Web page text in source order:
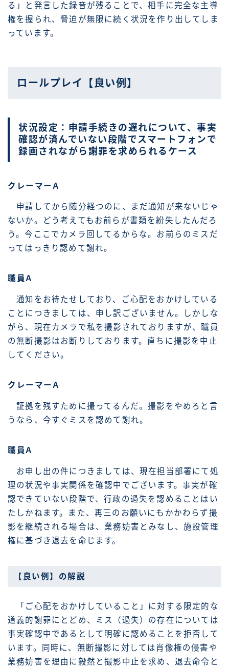
る」と発言した録音が残ることで、相手に完全な主導
権を握られ、脅迫が無限に続く状況を作り出してしま
っています。
ロールプレイ【良い例】
状況設定：申請手続きの遅れについて、事実
確認が済んでいない段階でスマートフォンで
録画されながら謝罪を求められるケース
クレーマーA
申請してから随分経つのに、まだ通知が来ないじゃ
ないか。どう考えてもお前らが書類を紛失したんだろ
う。今ここでカメラ回してるからな。お前らのミスだ
ってはっきり認めて謝れ。
職員A
通知をお待たせしており、ご心配をおかけしている
ことにつきましては、申し訳ございません。しかしな
がら、現在カメラで私を撮影されておりますが、職員
の無断撮影はお断りしております。直ちに撮影を中止
してください。
クレーマーA
証拠を残すために撮ってるんだ。撮影をやめろと言
うなら、今すぐミスを認めて謝れ。
職員A
お申し出の件につきましては、現在担当部署にて処
理の状況や事実関係を確認中でございます。事実が確
認できていない段階で、行政の過失を認めることはい
たしかねます。また、再三のお願いにもかかわらず撮
影を継続される場合は、業務妨害とみなし、施設管理
権に基づき退去を命じます。
【良い例】の解説
「ご心配をおかけしていること」に対する限定的な
道義的謝罪にとどめ、ミス（過失）の存在については
事実確認中であるとして明確に認めることを拒否して
います。同時に、無断撮影に対しては肖像権の侵害や
業務妨害を理由に毅然と撮影中止を求め、退去命令と